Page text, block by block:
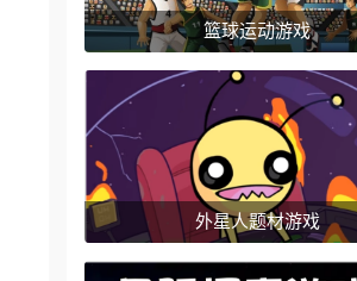
篮球运动游戏
外星人题材游戏